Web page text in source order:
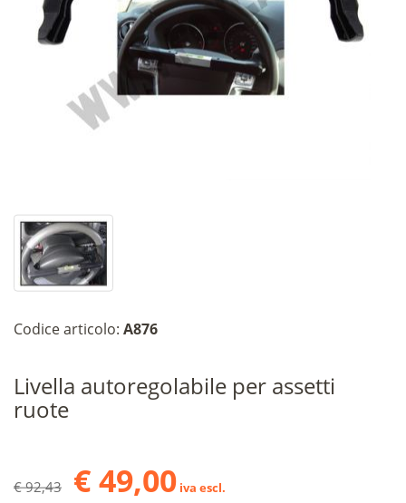
Codice articolo: A876
Livella autoregolabile per assetti
ruote
€ 92,43 € 49,00 iva escl.